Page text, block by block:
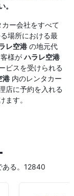
。
ー会社をすべて
場所における最
レ空港 の地元代
客様がハラレ空港
ビスを受けられる
港 内のレンタカー
店に予約を入れる
ます。
ある。12840